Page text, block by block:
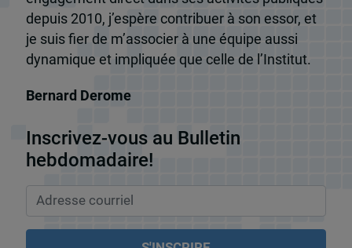
depuis 2010, j’espère contribuer à son essor, et
je suis fier de m’associer à une équipe aussi
dynamique et impliquée que celle de l’Institut.
Bernard Derome
Inscrivez-vous au Bulletin
hebdomadaire!